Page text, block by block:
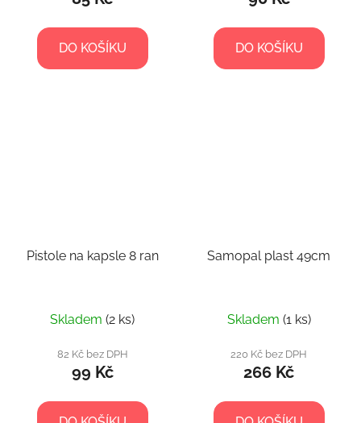
DO KOŠÍKU DO KOŠÍKU
Pistole na kapsle 8 ran
Skladem (2 ks)
82 Kč bez DPH
99 Kč
Samopal plast 49cm
Skladem (1 ks)
220 Kč bez DPH
266 Kč